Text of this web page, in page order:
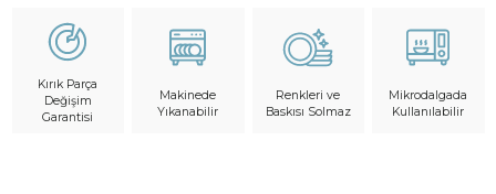
Kırık Parça
Değişim
Garantisi
Makinede
Yıkanabilir
Renkleri ve
Baskısı Solmaz
Mikrodalgada
Kullanılabilir